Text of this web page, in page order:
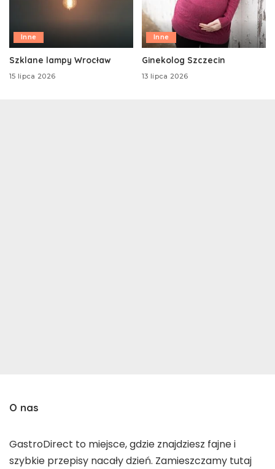
Inne
Szklane lampy Wrocław
15 lipca 2026
Inne
Ginekolog Szczecin
13 lipca 2026
O nas
GastroDirect to miejsce, gdzie znajdziesz fajne i
szybkie przepisy nacały dzień. Zamieszczamy tutaj